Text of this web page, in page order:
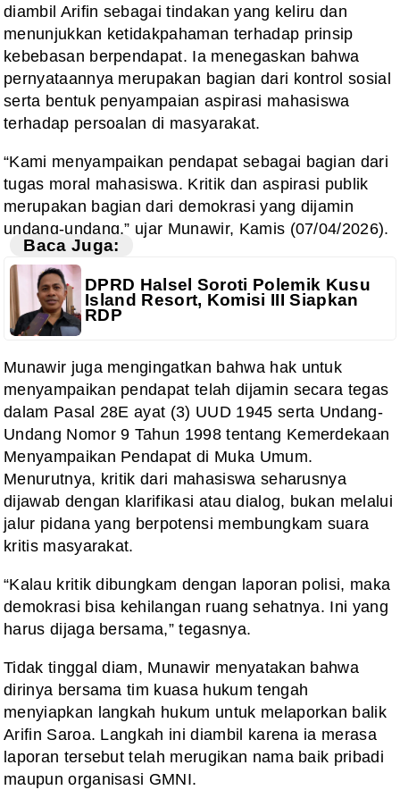
diambil Arifin sebagai tindakan yang keliru dan
menunjukkan ketidakpahaman terhadap prinsip
kebebasan berpendapat. Ia menegaskan bahwa
pernyataannya merupakan bagian dari kontrol sosial
serta bentuk penyampaian aspirasi mahasiswa
terhadap persoalan di masyarakat.
“Kami menyampaikan pendapat sebagai bagian dari
tugas moral mahasiswa. Kritik dan aspirasi publik
merupakan bagian dari demokrasi yang dijamin
undang-undang,” ujar Munawir, Kamis (07/04/2026).
Baca Juga:
DPRD Halsel Soroti Polemik Kusu
Island Resort, Komisi III Siapkan
RDP
Munawir juga mengingatkan bahwa hak untuk
menyampaikan pendapat telah dijamin secara tegas
dalam Pasal 28E ayat (3) UUD 1945 serta Undang-
Undang Nomor 9 Tahun 1998 tentang Kemerdekaan
Menyampaikan Pendapat di Muka Umum.
Menurutnya, kritik dari mahasiswa seharusnya
dijawab dengan klarifikasi atau dialog, bukan melalui
jalur pidana yang berpotensi membungkam suara
kritis masyarakat.
“Kalau kritik dibungkam dengan laporan polisi, maka
demokrasi bisa kehilangan ruang sehatnya. Ini yang
harus dijaga bersama,” tegasnya.
Tidak tinggal diam, Munawir menyatakan bahwa
dirinya bersama tim kuasa hukum tengah
menyiapkan langkah hukum untuk melaporkan balik
Arifin Saroa. Langkah ini diambil karena ia merasa
laporan tersebut telah merugikan nama baik pribadi
maupun organisasi GMNI.